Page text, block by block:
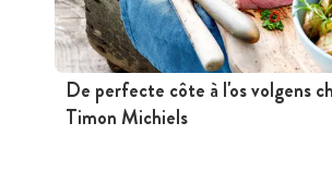
De perfecte côte à l'os volgens
Timon Michiels